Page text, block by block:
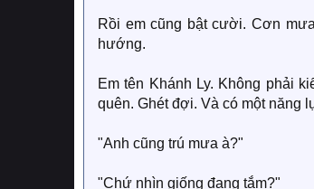
Rồi em cũng bật cười. Cơn
hướng.
Em tên Khánh Ly. Không phải
quên. Ghét đợi. Và có một năng
"Anh cũng trú mưa à?"
"Chứ nhìn giống đang tắm?"